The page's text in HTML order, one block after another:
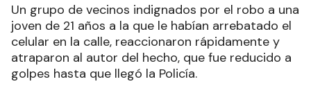
Un grupo de vecinos indignados por el robo a una
joven de 21 años a la que le habían arrebatado el
celular en la calle, reaccionaron rápidamente y
atraparon al autor del hecho, que fue reducido a
golpes hasta que llegó la Policía.